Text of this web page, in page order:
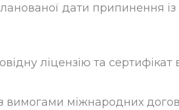
дати припинення
ліцензію та сертифікат
вимогами міжнародних